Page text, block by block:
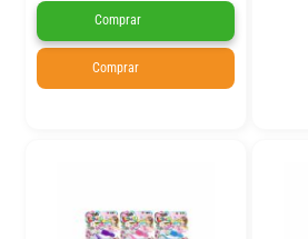
Comprar
Comprar